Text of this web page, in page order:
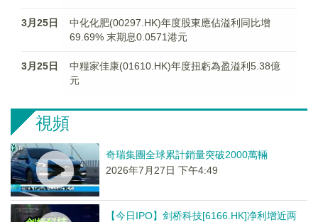
3月25日
中化化肥(00297.HK)年度股東應佔溢利同比增
69.69% 末期息0.0571港元
3月25日
中糧家佳康(01610.HK)年度扭虧為盈溢利5.38億
元
視頻
奇瑞集團全球累計銷量突破2000萬輛
2026年7月27日 下午4:49
【今日IPO】剑桥科技[6166.HK]净利增近两